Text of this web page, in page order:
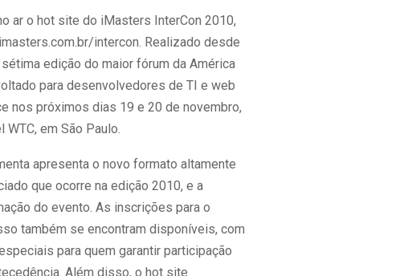
ar o hot site do iMasters InterCon 2010,
intercon. Realizado desde
edição do maior fórum da América
para desenvolvedores de TI e web
nos próximos dias 19 e 20 de novembro,
WTC, em São Paulo.
apresenta o novo formato altamente
que ocorre na edição 2010, e a
do evento. As inscrições para o
também se encontram disponíveis, com
para quem garantir participação
Além disso, o hot site